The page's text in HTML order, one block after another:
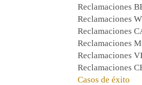
Reclamaciones
Reclamaciones
Reclamaciones
Reclamaciones
Reclamaciones
Reclamaciones
Casos de éxito